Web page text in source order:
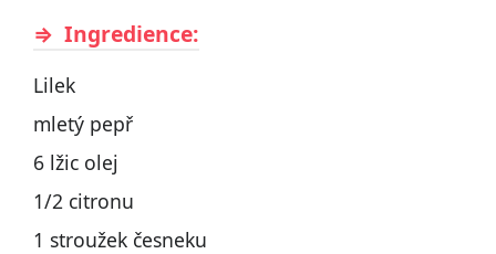
Ingredience:
Lilek
mletý pepř
6 lžic olej
1/2 citronu
1 stroužek česneku